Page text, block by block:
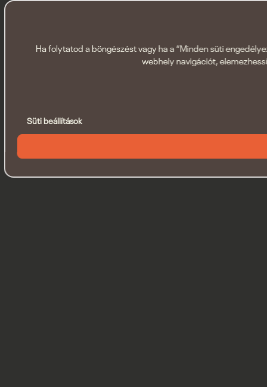
Ha folytatod a böngészést vagy ha a “Minden süti
webhely navigációt,
Süti beállítások